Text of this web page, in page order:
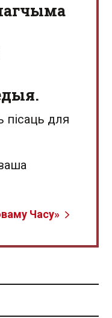
для
Часу»